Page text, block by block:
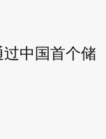
中国首个储